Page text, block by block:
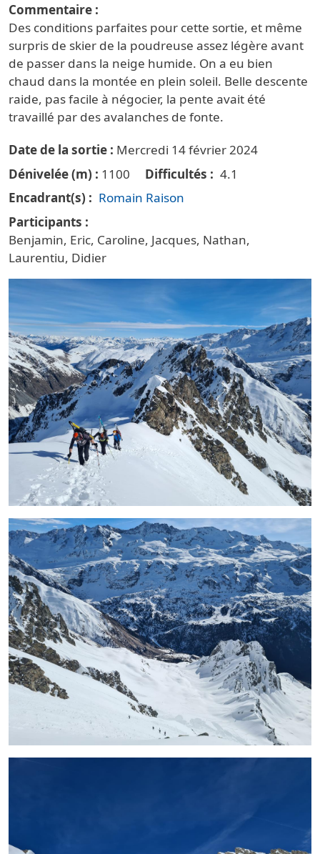
Commentaire
Des conditions parfaites pour cette sortie, et même
surpris de skier de la poudreuse assez légère avant
de passer dans la neige humide. On a eu bien
chaud dans la montée en plein soleil. Belle descente
raide, pas facile à négocier, la pente avait été
travaillé par des avalanches de fonte.
Date de la sortie
Mercredi 14 février 2024
Dénivelée (m)
1100 Difficultés
4.1
Encadrant(s)
Romain Raison
Participants
Benjamin, Eric, Caroline, Jacques, Nathan,
Laurentiu, Didier